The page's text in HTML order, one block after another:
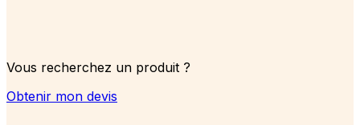
Vous recherchez un produit ?
Obtenir mon devis